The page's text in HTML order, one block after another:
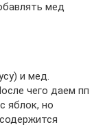
мед
и мед.
чего даем пп
яблок, но